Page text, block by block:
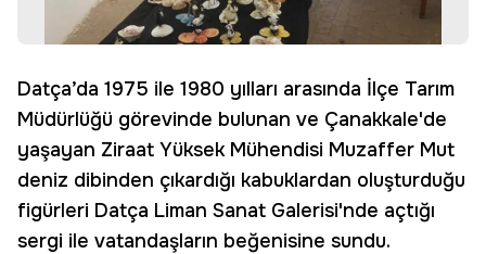
Datça’da 1975 ile 1980 yılları arasında İlçe Tarım
Müdürlüğü görevinde bulunan ve Çanakkale'de
yaşayan Ziraat Yüksek Mühendisi Muzaffer Mut
deniz dibinden çıkardığı kabuklardan oluşturduğu
figürleri Datça Liman Sanat Galerisi'nde açtığı
sergi ile vatandaşların beğenisine sundu.